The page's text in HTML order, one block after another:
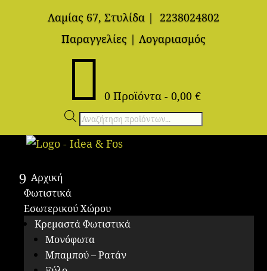
Λαμίας 67, Στυλίδα |
2238024802
Παραγγελίες | Λογαριασμός
 0 Προϊόντα - 0,00 €
Αναζήτηση
προϊόντων
Αρχική
Φωτιστικά
Εσωτερικού Χώρου
Κρεμαστά Φωτιστικά
Μονόφωτα
Μπαμπού – Ρατάν